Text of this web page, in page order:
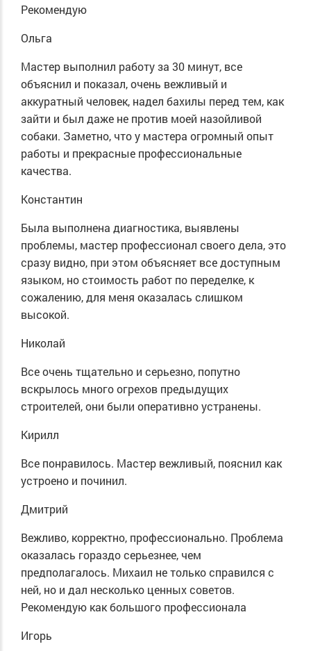
Рекомендую
Ольга
Мастер выполнил работу за 30 минут, все
объяснил и показал, очень вежливый и
аккуратный человек, надел бахилы перед тем, как
зайти и был даже не против моей назойливой
собаки. Заметно, что у мастера огромный опыт
работы и прекрасные профессиональные
качества.
Константин
Была выполнена диагностика, выявлены
проблемы, мастер профессионал своего дела, это
сразу видно, при этом объясняет все доступным
языком, но стоимость работ по переделке, к
сожалению, для меня оказалась слишком
высокой.
Николай
Все очень тщательно и серьезно, попутно
вскрылось много огрехов предыдущих
строителей, они были оперативно устранены.
Кирилл
Все понравилось. Мастер вежливый, пояснил как
устроено и починил.
Дмитрий
Вежливо, корректно, профессионально. Проблема
оказалась гораздо серьезнее, чем
предполагалось. Михаил не только справился с
ней, но и дал несколько ценных советов.
Рекомендую как большого профессионала
Игорь